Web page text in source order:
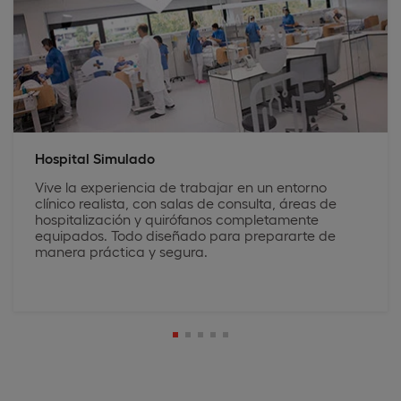
Hospital Simulado
Vive la experiencia de trabajar en un entorno
clínico realista, con salas de consulta, áreas de
hospitalización y quirófanos completamente
equipados. Todo diseñado para prepararte de
manera práctica y segura.